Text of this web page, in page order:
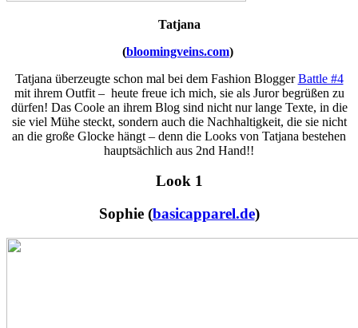
Tatjana
(bloomingveins.com)
Tatjana überzeugte schon mal bei dem Fashion BloggerBattle #4
mit ihrem Outfit – heute freue ich mich, sie als Juror begrüßen zu
dürfen! Das Coole an ihrem Blog sind nicht nur lange Texte, in die
sie viel Mühe steckt, sondern auch die Nachhaltigkeit, die sie nicht
an die große Glocke hängt – denn die Looks von Tatjana bestehen
hauptsächlich aus 2nd Hand!!
Look 1
Sophie (basicapparel.de)